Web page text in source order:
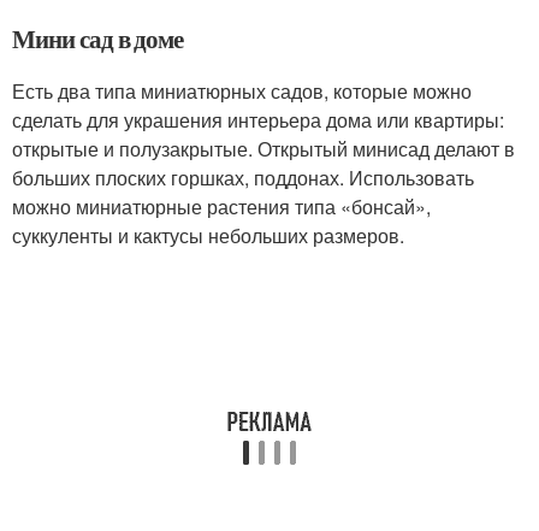
Мини сад в доме
Есть два типа миниатюрных садов, которые можно
сделать для украшения интерьера дома или квартиры:
открытые и полузакрытые. Открытый минисад делают в
больших плоских горшках, поддонах. Использовать
можно миниатюрные растения типа «бонсай»,
суккуленты и кактусы небольших размеров.